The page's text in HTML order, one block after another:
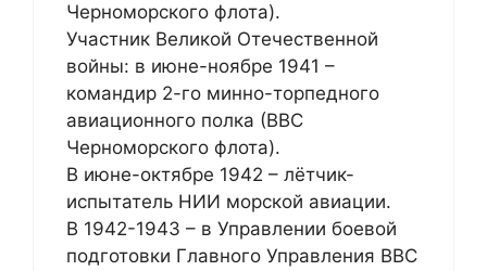
Черноморского флота).
Участник Великой Отечественной
войны: в июне-ноябре 1941 –
командир 2-го минно-торпедного
авиационного полка (ВВС
Черноморского флота).
В июне-октябре 1942 – лётчик-
испытатель НИИ морской авиации.
В 1942-1943 – в Управлении боевой
подготовки Главного Управления ВВС